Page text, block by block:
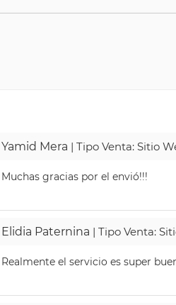
Yamid Mera | Tipo Venta: Sitio
Muchas gracias por el envió!!!
Elidia Paternina | Tipo Venta:
Realmente el servicio es super